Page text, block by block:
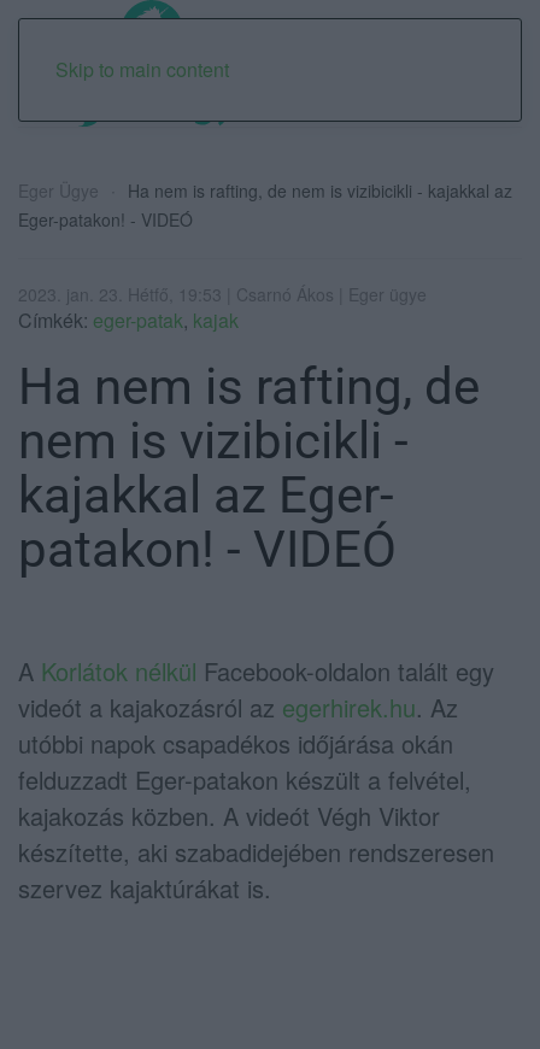
Skip to main content
Eger Ügye
Ha nem is rafting, de nem is vizibicikli - kajakkal az
Eger-patakon! - VIDEÓ
2023. jan. 23. Hétfő, 19:53 | Csarnó Ákos | Eger ügye
Címkék: eger-patak, kajak
Ha nem is rafting, de
nem is vizibicikli -
kajakkal az Eger-
patakon! - VIDEÓ
A Korlátok nélkül Facebook-oldalon talált egy
videót a kajakozásról az egerhirek.hu. Az
utóbbi napok csapadékos időjárása okán
felduzzadt Eger-patakon készült a felvétel,
kajakozás közben. A videót Végh Viktor
készítette, aki szabadidejében rendszeresen
szervez kajaktúrákat is.